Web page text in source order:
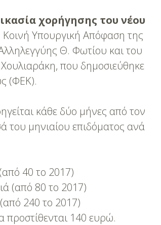
χορήγησης του νέου
Κοινή Υπουργική Απόφαση της
Θ. Φωτίου και του
που δημοσιεύθηκε
(ΦΕΚ).
κάθε δύο μήνες από τον
του μηνιαίου επιδόματος ανά
40 το 2017)
(από 80 το 2017)
240 το 2017)
προστίθενται 140 ευρώ.